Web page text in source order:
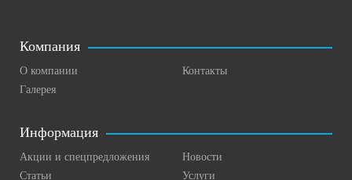
Компания
О компании
Галерея
Контакты
Информация
Акции и спецпредложения
Статьи
Новости
Услуги